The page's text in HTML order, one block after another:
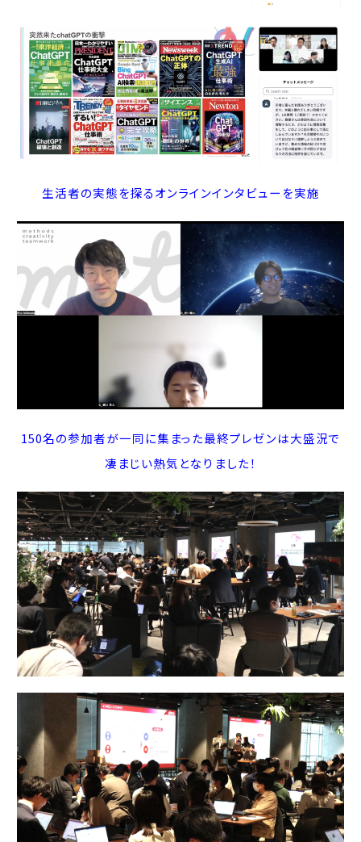
生活者の実態を探るオンラインインタビューを実施
150名の参加者が一同に集まった最終プレゼンは大盛況で
凄まじい熱気となりました！